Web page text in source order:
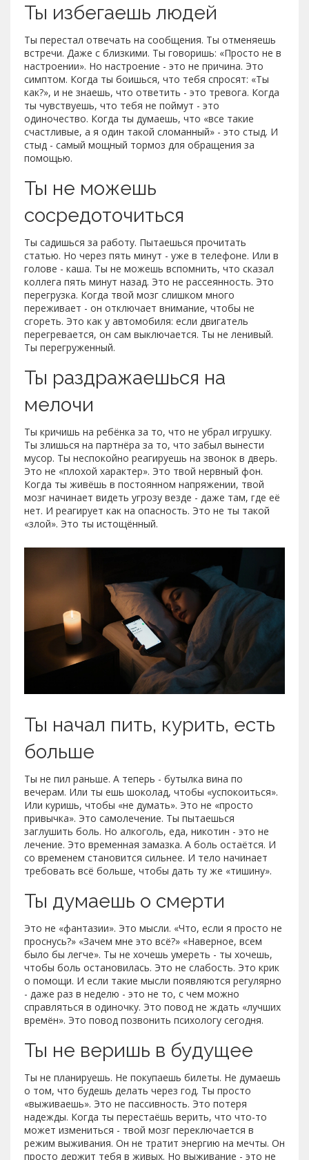
Ты избегаешь людей
Ты перестал отвечать на сообщения. Ты отменяешь
встречи. Даже с близкими. Ты говоришь: «Просто не в
настроении». Но настроение - это не причина. Это
симптом. Когда ты боишься, что тебя спросят: «Ты
как?», и не знаешь, что ответить - это тревога. Когда
ты чувствуешь, что тебя не поймут - это
одиночество. Когда ты думаешь, что «все такие
счастливые, а я один такой сломанный» - это стыд. И
стыд - самый мощный тормоз для обращения за
помощью.
Ты не можешь
сосредоточиться
Ты садишься за работу. Пытаешься прочитать
статью. Но через пять минут - уже в телефоне. Или в
голове - каша. Ты не можешь вспомнить, что сказал
коллега пять минут назад. Это не рассеянность. Это
перегрузка. Когда твой мозг слишком много
переживает - он отключает внимание, чтобы не
сгореть. Это как у автомобиля: если двигатель
перегревается, он сам выключается. Ты не ленивый.
Ты перегруженный.
Ты раздражаешься на
мелочи
Ты кричишь на ребёнка за то, что не убрал игрушку.
Ты злишься на партнёра за то, что забыл вынести
мусор. Ты неспокойно реагируешь на звонок в дверь.
Это не «плохой характер». Это твой нервный фон.
Когда ты живёшь в постоянном напряжении, твой
мозг начинает видеть угрозу везде - даже там, где её
нет. И реагирует как на опасность. Это не ты такой
«злой». Это ты истощённый.
Ты начал пить, курить, есть
больше
Ты не пил раньше. А теперь - бутылка вина по
вечерам. Или ты ешь шоколад, чтобы «успокоиться».
Или куришь, чтобы «не думать». Это не «просто
привычка». Это самолечение. Ты пытаешься
заглушить боль. Но алкоголь, еда, никотин - это не
лечение. Это временная замазка. А боль остаётся. И
со временем становится сильнее. И тело начинает
требовать всё больше, чтобы дать ту же «тишину».
Ты думаешь о смерти
Это не «фантазии». Это мысли. «Что, если я просто не
проснусь?» «Зачем мне это всё?» «Наверное, всем
было бы легче». Ты не хочешь умереть - ты хочешь,
чтобы боль остановилась. Это не слабость. Это крик
о помощи. И если такие мысли появляются регулярно
- даже раз в неделю - это не то, с чем можно
справляться в одиночку. Это повод не ждать «лучших
времён». Это повод позвонить психологу сегодня.
Ты не веришь в будущее
Ты не планируешь. Не покупаешь билеты. Не думаешь
о том, что будешь делать через год. Ты просто
«выживаешь». Это не пассивность. Это потеря
надежды. Когда ты перестаёшь верить, что что-то
может измениться - твой мозг переключается в
режим выживания. Он не тратит энергию на мечты. Он
просто держит тебя в живых. Но выживание - это не